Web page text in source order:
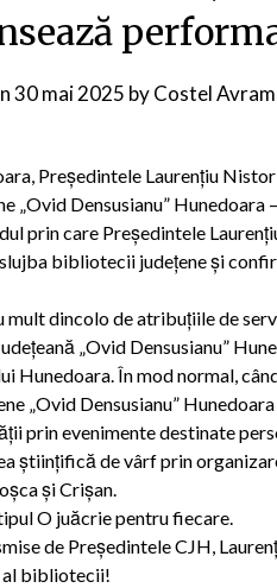
30 mai 2025 byCostel Avram
Președintele Laurențiu
„Ovid Densusianu” Hunedoara
prin care Președintele
bibliotecii județene și
dincolo de atribuțiile de
„Ovid Densusianu”
Hunedoara. În mod normal,
„Ovid Densusianu”
prin evenimente destinate
științifică de vârf prin
și Crișan.
O juăcrie pentru fiecare.
de Președintele CJH,
al bibliotecii!